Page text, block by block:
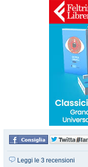
Leggi le 3 recensioni